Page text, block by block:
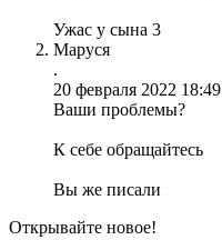
Ужас у сына 3
Маруся
.
20 февраля 2022 18:49
Ваши проблемы?
К себе обращайтесь
Вы же писали
Открывайте новое!